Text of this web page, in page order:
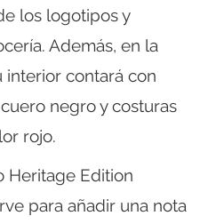
los logotipos y
Además, en la
interior contará con
negro y costuras
rojo.
Heritage Edition
para añadir una nota